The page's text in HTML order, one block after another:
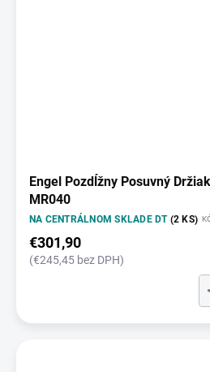
Engel Pozdĺžny Posuvný
MR040
NA CENTRÁLNOM SKLADE DT (2 KS)
€301,90
(€245,45 bez DPH)